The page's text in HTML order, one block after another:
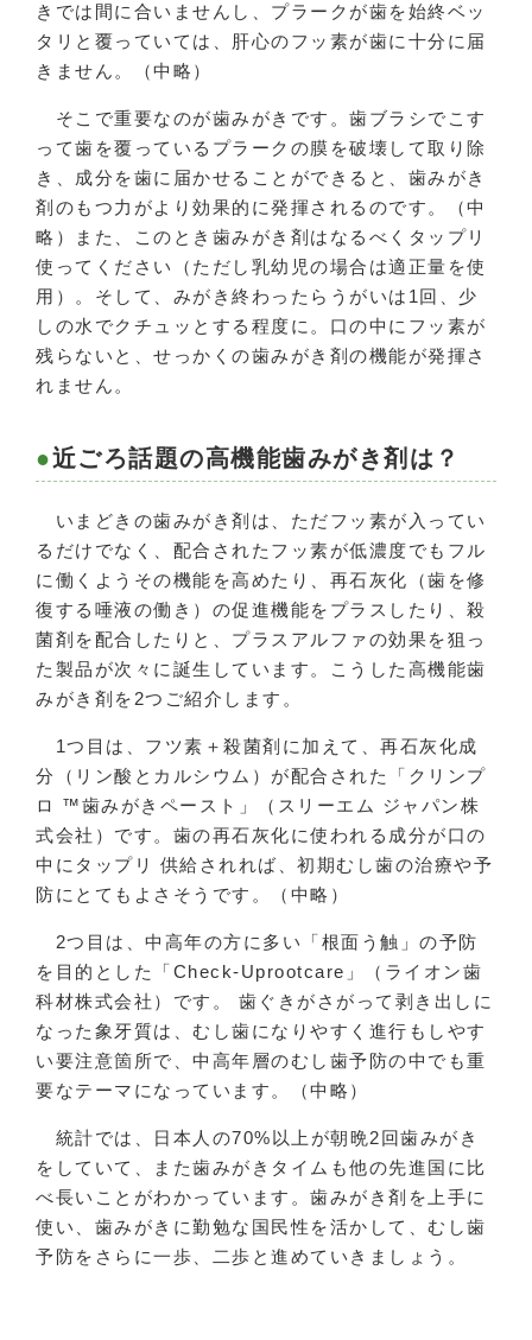
きでは間に合いませんし、プラークが歯を始終ベッ
タリと覆っていては、肝心のフッ素が歯に十分に届
きません。（中略）
そこで重要なのが歯みがきです。歯ブラシでこす
って歯を覆っているプラークの膜を破壊して取り除
き、成分を歯に届かせることができると、歯みがき
剤のもつ力がより効果的に発揮されるのです。（中
略）また、このとき歯みがき剤はなるべくタップリ
使ってください（ただし乳幼児の場合は適正量を使
用）。そして、みがき終わったらうがいは1回、少
しの水でクチュッとする程度に。口の中にフッ素が
残らないと、せっかくの歯みがき剤の機能が発揮さ
れません。
近ごろ話題の高機能歯みがき剤は？
いまどきの歯みがき剤は、ただフッ素が入ってい
るだけでなく、配合されたフッ素が低濃度でもフル
に働くようその機能を高めたり、再石灰化（歯を修
復する唾液の働き）の促進機能をプラスしたり、殺
菌剤を配合したりと、プラスアルファの効果を狙っ
た製品が次々に誕生しています。こうした高機能歯
みがき剤を2つご紹介します。
1つ目は、フツ素＋殺菌剤に加えて、再石灰化成
分（リン酸とカルシウム）が配合された「クリンプ
ロ ™歯みがきペースト」（スリーエム ジャパン株
式会社）です。歯の再石灰化に使われる成分が口の
中にタップリ 供給されれば、初期むし歯の治療や予
防にとてもよさそうです。（中略）
2つ目は、中高年の方に多い「根面う触」の予防
を目的とした「Check-Uprootcare」（ライオン歯
科材株式会社）です。 歯ぐきがさがって剥き出しに
なった象牙質は、むし歯になりやすく進行もしやす
い要注意箇所で、中高年層のむし歯予防の中でも重
要なテーマになっています。（中略）
統計では、日本人の70%以上が朝晩2回歯みがき
をしていて、また歯みがきタイムも他の先進国に比
べ長いことがわかっています。歯みがき剤を上手に
使い、歯みがきに勤勉な国民性を活かして、むし歯
予防をさらに一歩、二歩と進めていきましょう。